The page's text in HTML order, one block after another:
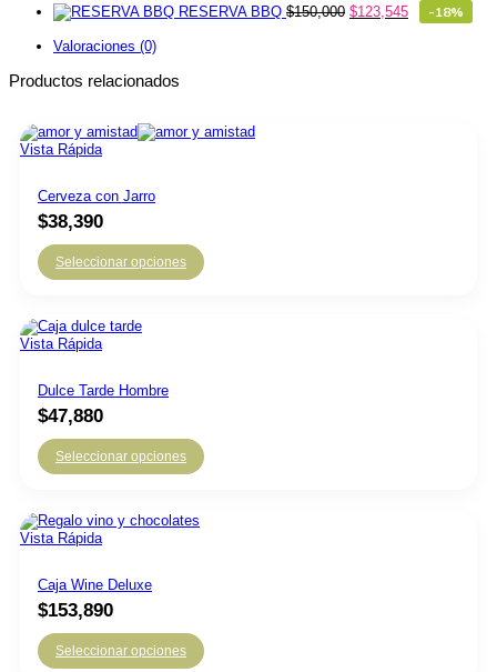
RESERVA BBQ $150,000 $123,545 -18%
Valoraciones (0)
Productos relacionados
Vista Rápida
Cerveza con Jarro
$38,390
Seleccionar opciones
Vista Rápida
Dulce Tarde Hombre
$47,880
Seleccionar opciones
Vista Rápida
Caja Wine Deluxe
$153,890
Seleccionar opciones